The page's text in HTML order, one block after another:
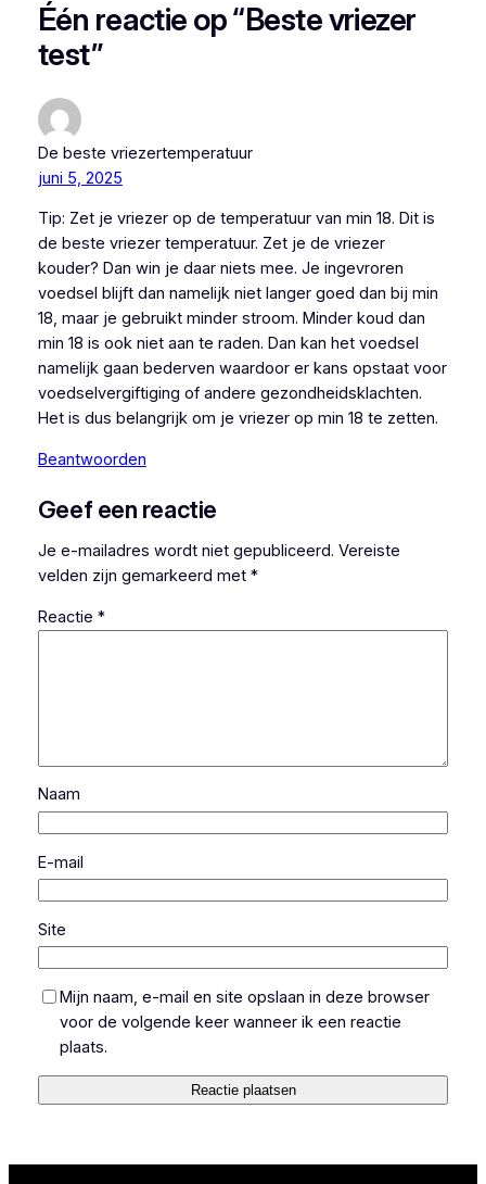
Één reactie op “Beste vriezer
test”
De beste vriezertemperatuur
juni 5, 2025
Tip: Zet je vriezer op de temperatuur van min 18. Dit is
de beste vriezer temperatuur. Zet je de vriezer
kouder? Dan win je daar niets mee. Je ingevroren
voedsel blijft dan namelijk niet langer goed dan bij min
18, maar je gebruikt minder stroom. Minder koud dan
min 18 is ook niet aan te raden. Dan kan het voedsel
namelijk gaan bederven waardoor er kans opstaat voor
voedselvergiftiging of andere gezondheidsklachten.
Het is dus belangrijk om je vriezer op min 18 te zetten.
Beantwoorden
Geef een reactie
Je e-mailadres wordt niet gepubliceerd. Vereiste
velden zijn gemarkeerd met *
Reactie *
Naam
E-mail
Site
Mijn naam, e-mail en site opslaan in deze browser
voor de volgende keer wanneer ik een reactie
plaats.